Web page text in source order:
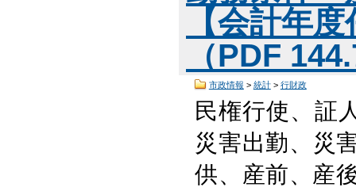
【会計年
（PDF
市政情報 > 統計> 行財政
民権行使、証
災害出勤、災
供、産前、産